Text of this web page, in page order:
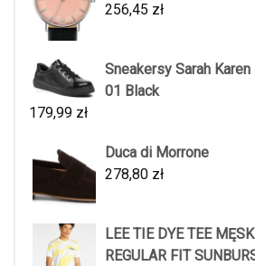
256,45 zł
Sneakersy Sarah
01 Black
179,99 zł
Duca di Morrone
278,80 zł
LEE TIE DYE TEE
REGULAR FIT